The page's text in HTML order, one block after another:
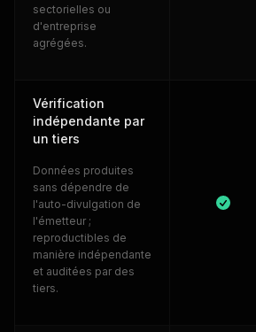
sectorielles ou
d'entreprise
agrégées.
Vérification
indépendante par
un tiers
Données produites
sans dépendre de
l'auto-divulgation de
l'émetteur ;
reproductibles de
manière indépendante
et auditées par des
tiers.